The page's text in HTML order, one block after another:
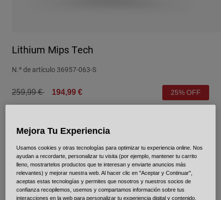
Lithium Mips Tech
N.º de artículo 36957-063-S
Price reduced from
259,99 €to 194,99 € 25% OFF
Color -Amarillo/Gris
seleccionado
Mejora Tu Experiencia
Usamos cookies y otras tecnologías para optimizar tu experiencia online. Nos
ayudan a recordarte, personalizar tu visita (por ejemplo, mantener tu carrito
lleno, mostrartelos productos que te interesan y enviarte anuncios más
relevantes) y mejorar nuestra web. Al hacer clic en "Aceptar y Continuar",
aceptas estas tecnologías y permites que nosotros y nuestros socios de
confianza recopilemos, usemos y compartamos información sobre tus
interacciones en la web para personalizar tu experiencia digital y contenido.